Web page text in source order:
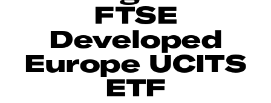
FTSE
Developed
Europe UCITS
ETF